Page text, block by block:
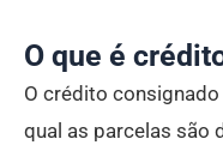
O que é
O crédito
qual as parcelas são